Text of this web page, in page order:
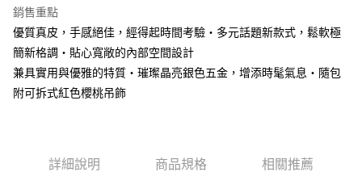
悠遊付
大哥付你分期
相關說明
1.本服務由台灣大哥大提供，台灣大哥大用戶可立即使用無須另外申請。
3.實際核准額度、可分期數及費用金額請依後續交易確認頁面所載為準。
4.訂單成立30分鐘內，如未前往確認交易或遇審核未通過，訂單將自動取
AFTEE先享後付
便利好安心！
銷售重點
優質真皮，手感絕佳，經得起時間考驗‧多元話題新款式，鬆軟極
簡新格調‧貼心寬敞的內部空間設計
兼具實用與優雅的特質‧璀璨晶亮銀色五金，增添時髦氣息‧隨包
附可拆式紅色櫻桃吊飾
詳細說明 商品規格 相關推薦